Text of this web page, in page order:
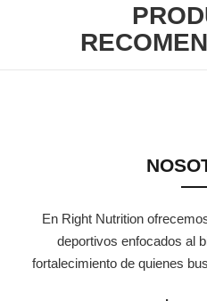
En Right Nutrition
deportivos enfocados al
fortalecimiento de quienes